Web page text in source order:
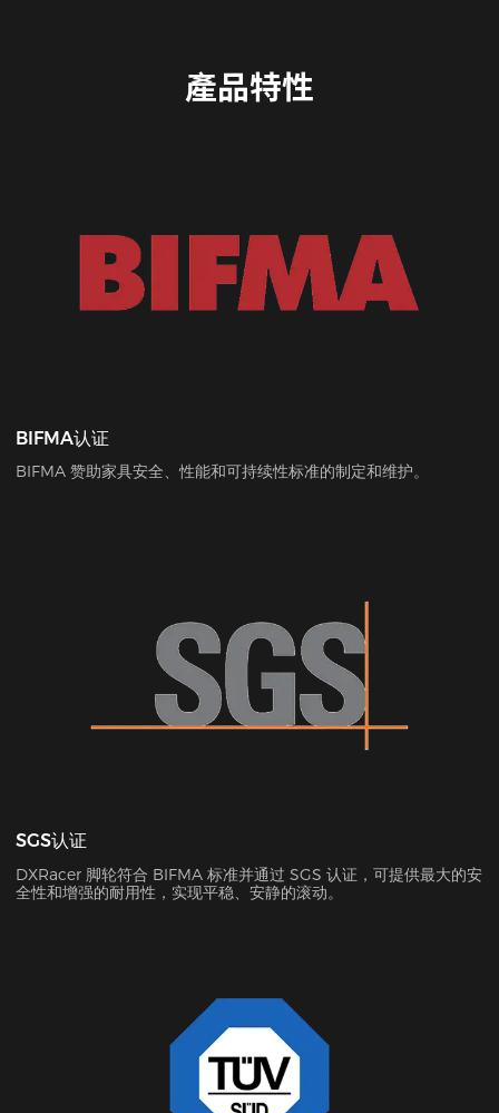
產品特性
BIFMA认证
BIFMA 赞助家具安全、性能和可持续性标准的制定和维护。
SGS认证
DXRacer 脚轮符合 BIFMA 标准并通过 SGS 认证，可提供最大的安
全性和增强的耐用性，实现平稳、安静的滚动。